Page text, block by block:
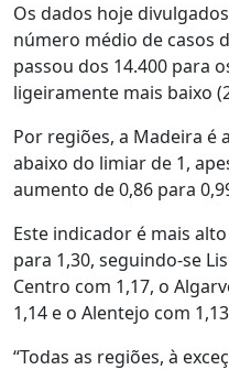
Os dados hoje
número médio de casos
passou dos 14.400 para
ligeiramente mais baixo
Por regiões, a Madeira é
abaixo do limiar de 1,
aumento de 0,86 para
Este indicador é mais
para 1,30, seguindo-se
Centro com 1,17, o
1,14 e o Alentejo com
“Todas as regiões, à